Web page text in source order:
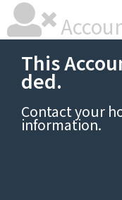
This
ded.
Contact your
information.